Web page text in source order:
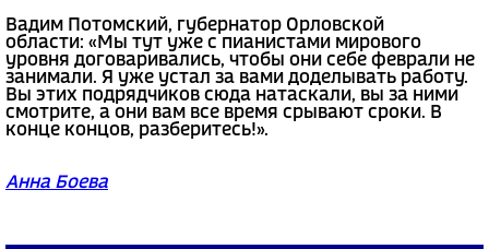
Вадим Потомский, губернатор Орловской
области: «Мы тут уже с пианистами мирового
уровня договаривались, чтобы они себе феврали не
занимали. Я уже устал за вами доделывать работу.
Вы этих подрядчиков сюда натаскали, вы за ними
смотрите, а они вам все время срывают сроки. В
конце концов, разберитесь!».
Анна Боева